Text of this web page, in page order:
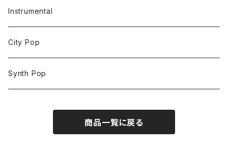
Instrumental
City Pop
Synth Pop
商品一覧に戻る